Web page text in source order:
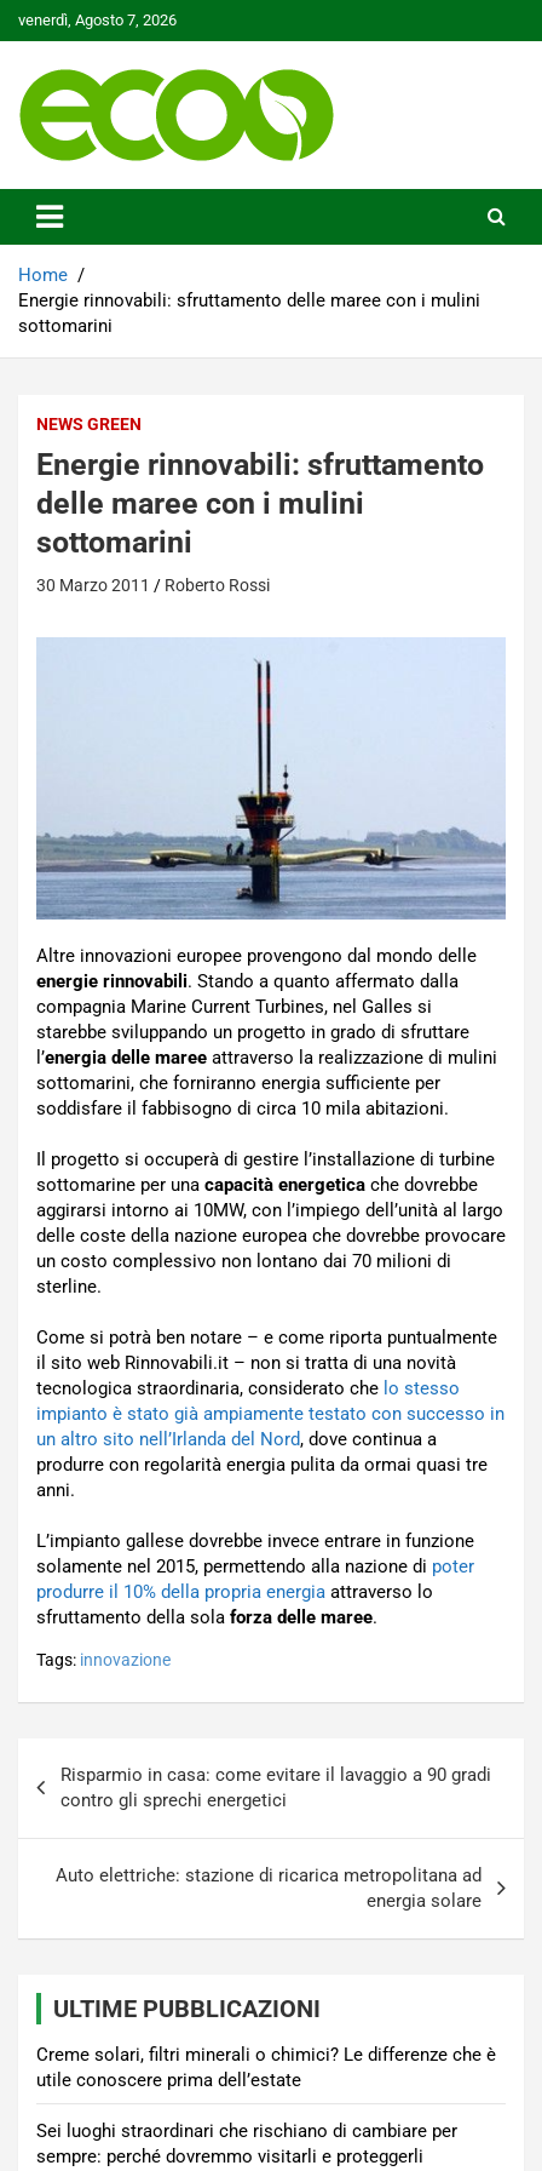
to
venerdì, Agosto 7, 2026
Ecoo.it
Home
Energie rinnovabili: sfruttamento delle maree con i mulini
sottomarini
NEWS GREEN
Energie rinnovabili: sfruttamento
delle maree con i mulini
sottomarini
30 Marzo 2011 Roberto Rossi
Altre innovazioni europee provengono dal mondo delle
energie rinnovabili. Stando a quanto affermato dalla
compagnia Marine Current Turbines, nel Galles si
starebbe sviluppando un progetto in grado di sfruttare
l’energia delle maree attraverso la realizzazione di mulini
sottomarini, che forniranno energia sufficiente per
soddisfare il fabbisogno di circa 10 mila abitazioni.
Il progetto si occuperà di gestire l’installazione di turbine
sottomarine per una capacità energetica che dovrebbe
aggirarsi intorno ai 10MW, con l’impiego dell’unità al largo
delle coste della nazione europea che dovrebbe provocare
un costo complessivo non lontano dai 70 milioni di
sterline.
Come si potrà ben notare – e come riporta puntualmente
il sito web Rinnovabili.it – non si tratta di una novità
tecnologica straordinaria, considerato che lo stesso
impianto è stato già ampiamente testato con successo in
un altro sito nell’Irlanda del Nord, dove continua a
produrre con regolarità energia pulita da ormai quasi tre
anni.
L’impianto gallese dovrebbe invece entrare in funzione
solamente nel 2015, permettendo alla nazione di poter
produrre il 10% della propria energia attraverso lo
sfruttamento della sola forza delle maree.
Tags: innovazione
articoli
Risparmio in casa: come evitare il lavaggio a 90 gradi
contro gli sprechi energetici
Auto elettriche: stazione di ricarica metropolitana ad
energia solare
ULTIME PUBBLICAZIONI
Creme solari, filtri minerali o chimici? Le differenze che è
utile conoscere prima dell’estate
Sei luoghi straordinari che rischiano di cambiare per
sempre: perché dovremmo visitarli e proteggerli